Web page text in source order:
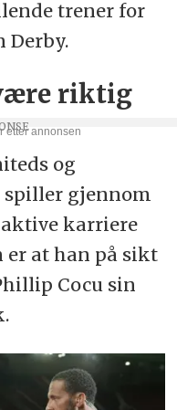
trener for
Derby.
riktig
og
spiller gjennom
karriere
er at han på sikt
Cocu sin